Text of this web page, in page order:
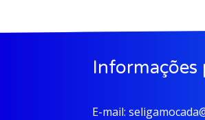
Informações
E-mail: